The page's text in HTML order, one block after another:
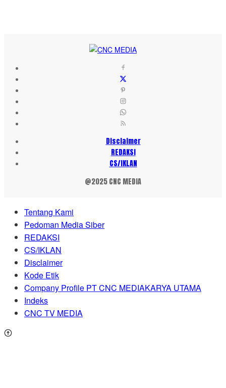
Disclaimer
REDAKSI
CS/IKLAN
@2025 CNC MEDIA
Tentang Kami
Pedoman Media Siber
REDAKSI
CS/IKLAN
Disclaimer
Kode Etik
Company Profile PT CNC MEDIAKARYA UTAMA
Indeks
CNC TV MEDIA